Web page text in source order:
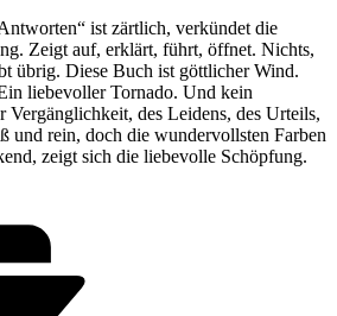
ist zärtlich, verkündet die
Zeigt auf, erklärt, führt, öffnet. Nichts,
übrig. Diese Buch ist göttlicher Wind.
liebevoller Tornado. Und kein
Vergänglichkeit, des Leidens, des Urteils,
und rein, doch die wundervollsten Farben
zeigt sich die liebevolle Schöpfung.